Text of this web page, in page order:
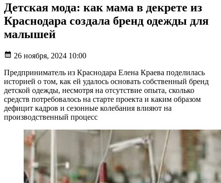
Детская мода: как мама в декрете из
Краснодара создала бренд одежды для
малышей
26 ноября, 2024 10:00
Предприниматель из Краснодара Елена Краева поделилась
историей о том, как ей удалось основать собственный бренд
детской одежды, несмотря на отсутствие опыта, сколько
средств потребовалось на старте проекта и каким образом
дефицит кадров и сезонные колебания влияют на
производственный процесс